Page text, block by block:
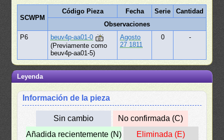
SCWPM
Código Pieza Fecha Serie
Cantidad
Observaciones
P6
beuv4p-aa01-0
(Previamente como
beuv4p-aa01-5)
Agosto
27 1811
0 -
Leyenda
Información de la pieza
Sin cambio
No confirmada (C)
Añadida recientemente (N)
Eliminada (E)